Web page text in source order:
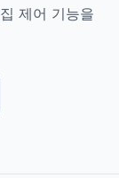
제어 기능을